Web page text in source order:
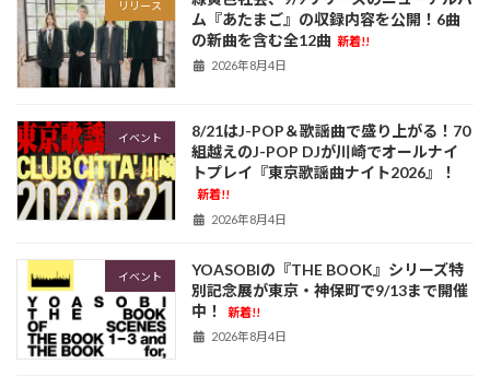
リリース
ム『あたまご』の収録内容を公開！6曲
の新曲を含む全12曲 新着!!
2026年8月4日
イベント
8/21はJ-POP＆歌謡曲で盛り上がる！70
組越えのJ-POP DJが川崎でオールナイ
トプレイ『東京歌謡曲ナイト2026』！
新着!!
2026年8月4日
イベント
YOASOBIの『THE BOOK』シリーズ特
別記念展が東京・神保町で9/13まで開催
中！
新着!!
2026年8月4日